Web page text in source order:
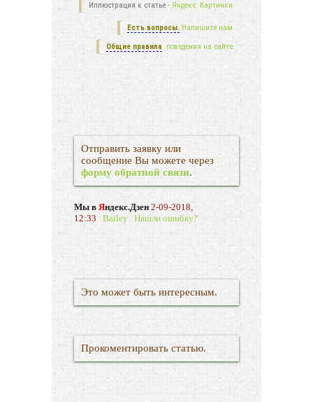
Иллюстрация к статье - Яндекс. Картинки.
Есть вопросы. Напишите нам.
Общие правила поведения на сайте.
Отправить заявку или
сообщение Вы можете через
форму обратной связи.
Мы в Яндекс.Дзен2-09-2018,
12:33 Bailey Нашли ошибку?
Это может быть интересным.
Прокоментировать статью.